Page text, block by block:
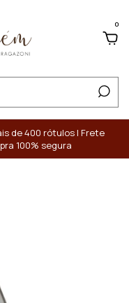
0
de 400 rótulos | Frete
100% segura